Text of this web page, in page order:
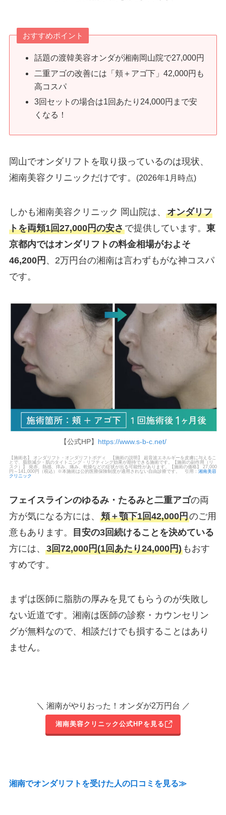
おすすめポイント
話題の渡韓美容オンダが湘南岡山院で27,000円
二重アゴの改善には「頬＋アゴ下」42,000円も
高コスパ
3回セットの場合は1回あたり24,000円まで安
くなる！
岡山でオンダリフトを取り扱っているのは現状、
湘南美容クリニックだけです。
(2026年1月時点)
しかも湘南美容クリニック 岡山院は、 オンダリフ
トを両頬1回27,000円の安さで提供しています。 東
京都内ではオンダリフトの料金相場がおよそ
46,200円 、2万円台の湘南は言わずもがな神コスパ
です。
【公式HP】 https://www.s-b-c.net/
【施術名】 オンダリフト・オンダリフトボディ 【施術の説明】 超音波エネルギーを皮膚に与えるこ
とで、脂肪減少・肌のタイトニング・リフティング効果が期待できる施術です。【施術の副作用（リ
スク）】 発赤、熱感、痒み、痛み、乾燥などの症状が出る可能性があります。【施術の価格】 27,000
円～141,000円（税込）※本施術は公的医療保険制度が適用されない自由診療です。 引用： 湘南美容
クリニック
フェイスラインのゆるみ・たるみと二重アゴの両
方が気になる方には、 頬＋顎下1回42,000円のご用
意もあります。
目安の3回続けることを決めている
方には、 3回72,000円(1回あたり24,000円)もおす
すめです。
まずは医師に脂肪の厚みを見てもらうのが失敗し
ない近道です。湘南は医師の診察・カウンセリン
グが無料なので、相談だけでも損することはあり
ません。
＼ 湘南がやりおった！オンダが2万円台 ／
湘南美容クリニック公式HPを見る
湘南でオンダリフトを受けた人の口コミを見る≫